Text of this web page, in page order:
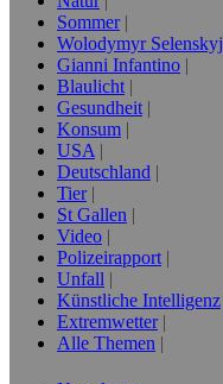
Sommer
Wolodymyr Selenskyj
Gianni Infantino
Blaulicht
Gesundheit
Konsum
USA
Deutschland
Tier
St Gallen
Video
Polizeirapport
Unfall
Künstliche Intelligenz
Extremwetter
Alle Themen